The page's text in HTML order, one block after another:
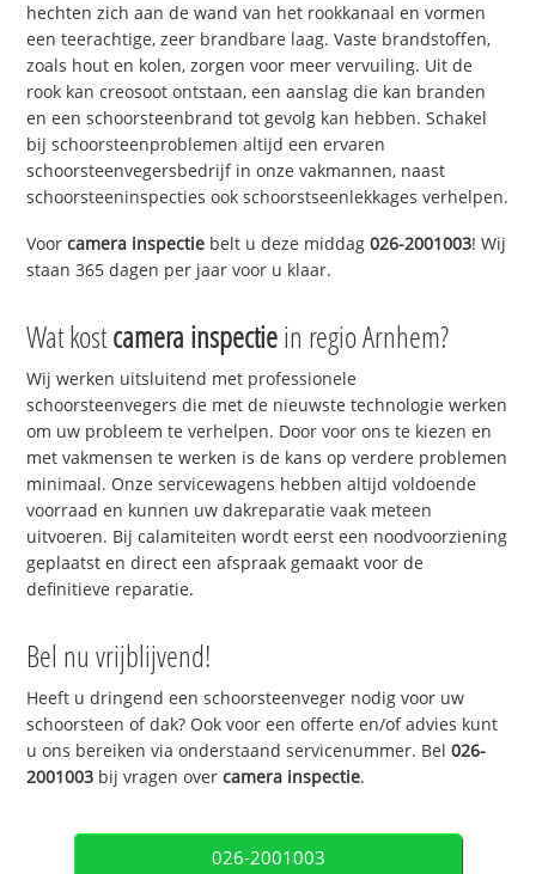
hechten zich aan de wand van het rookkanaal en vormen
een teerachtige, zeer brandbare laag. Vaste brandstoffen,
zoals hout en kolen, zorgen voor meer vervuiling. Uit de
rook kan creosoot ontstaan, een aanslag die kan branden
en een schoorsteenbrand tot gevolg kan hebben. Schakel
bij schoorsteenproblemen altijd een ervaren
schoorsteenvegersbedrijf in onze vakmannen, naast
schoorsteeninspecties ook schoorstseenlekkages verhelpen.
Voorcamera inspectie belt u deze middag026-2001003! Wij
staan 365 dagen per jaar voor u klaar.
Wat kostcamera inspectiein regio Arnhem?
Wij werken uitsluitend met professionele
schoorsteenvegers die met de nieuwste technologie werken
om uw probleem te verhelpen. Door voor ons te kiezen en
met vakmensen te werken is de kans op verdere problemen
minimaal. Onze servicewagens hebben altijd voldoende
voorraad en kunnen uw dakreparatie vaak meteen
uitvoeren. Bij calamiteiten wordt eerst een noodvoorziening
geplaatst en direct een afspraak gemaakt voor de
definitieve reparatie.
Bel nu vrijblijvend!
Heeft u dringend een schoorsteenveger nodig voor uw
schoorsteen of dak? Ook voor een offerte en/of advies kunt
u ons bereiken via onderstaand servicenummer. Bel026-
2001003 bij vragen overcamera inspectie.
026-2001003